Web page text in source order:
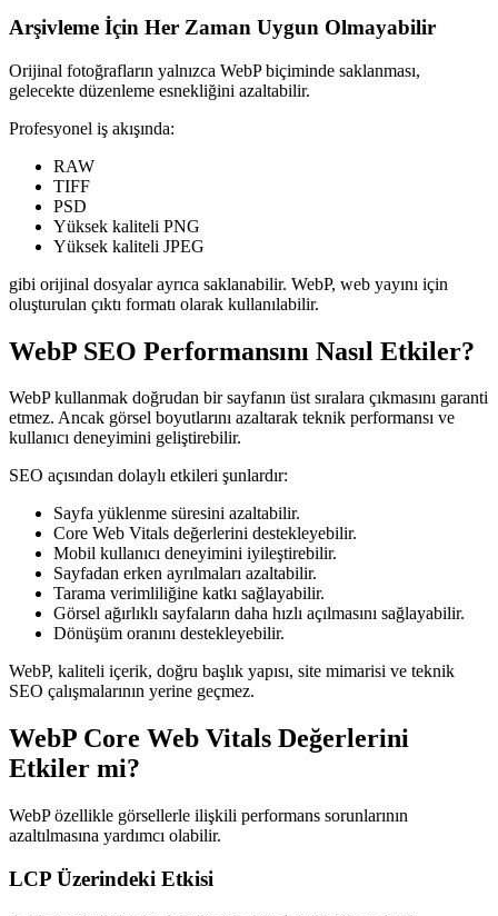
Arşivleme İçin Her Zaman Uygun Olmayabilir
Orijinal fotoğrafların yalnızca WebP biçiminde saklanması,
gelecekte düzenleme esnekliğini azaltabilir.
Profesyonel iş akışında:
RAW
TIFF
PSD
Yüksek kaliteli PNG
Yüksek kaliteli JPEG
gibi orijinal dosyalar ayrıca saklanabilir. WebP, web yayını için
oluşturulan çıktı formatı olarak kullanılabilir.
WebP SEO Performansını Nasıl Etkiler?
WebP kullanmak doğrudan bir sayfanın üst sıralara çıkmasını garanti
etmez. Ancak görsel boyutlarını azaltarak teknik performansı ve
kullanıcı deneyimini geliştirebilir.
SEO açısından dolaylı etkileri şunlardır:
Sayfa yüklenme süresini azaltabilir.
Core Web Vitals değerlerini destekleyebilir.
Mobil kullanıcı deneyimini iyileştirebilir.
Sayfadan erken ayrılmaları azaltabilir.
Tarama verimliliğine katkı sağlayabilir.
Görsel ağırlıklı sayfaların daha hızlı açılmasını sağlayabilir.
Dönüşüm oranını destekleyebilir.
WebP, kaliteli içerik, doğru başlık yapısı, site mimarisi ve teknik
SEO çalışmalarının yerine geçmez.
WebP Core Web Vitals Değerlerini
Etkiler mi?
WebP özellikle görsellerle ilişkili performans sorunlarının
azaltılmasına yardımcı olabilir.
LCP Üzerindeki Etkisi